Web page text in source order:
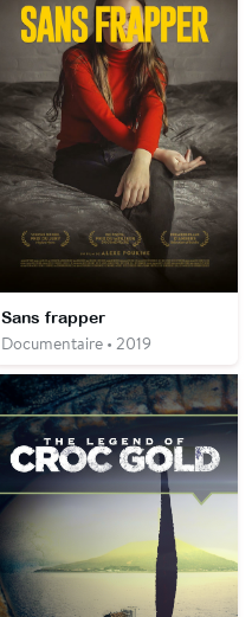
Sans frapper
Documentaire • 2019